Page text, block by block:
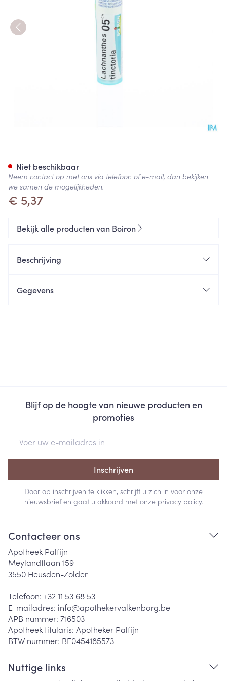
€ 5,37
Niet beschikbaar
Neem contact op met ons via telefoon of e-mail, dan bekijken
we samen de mogelijkheden.
Bekijk alle producten van Boiron
Beschrijving
Gegevens
Blijf op de hoogte van nieuwe producten en
promoties
Inschrijven
Door op inschrijven te klikken, schrijft u zich in voor onze
nieuwsbrief en gaat u akkoord met onze privacy policy.
Contacteer ons
Apotheek Palfijn
Meylandtlaan 159
3550 Heusden-Zolder
Telefoon: +32 11 53 68 53
E-mailadres: info@apothekervalkenborg.be
APB nummer: 716503
Apotheek titularis: Apotheker Palfijn
BTW nummer: BE0454185573
Nuttige links